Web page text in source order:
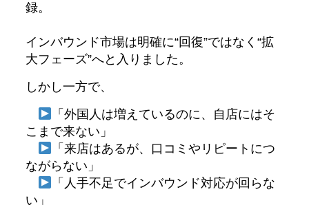
録。
インバウンド市場は明確に“回復”ではなく“拡
大フェーズ”へと入りました。
しかし一方で、
「外国人は増えているのに、自店にはそ
こまで来ない」
「来店はあるが、口コミやリピートにつ
ながらない」
「人手不足でインバウンド対応が回らな
い」